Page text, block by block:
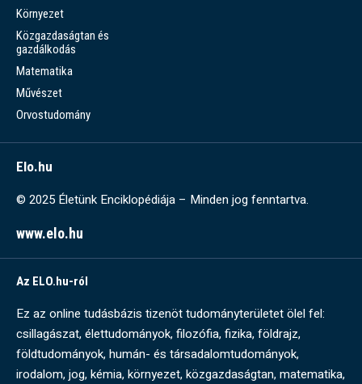
Környezet
Közgazdaságtan és
gazdálkodás
Matematika
Művészet
Orvostudomány
Elo.hu
© 2025 Életünk Enciklopédiája – Minden jog fenntartva.
www.elo.hu
Az ELO.hu-ról
Ez az online tudásbázis tizenöt tudományterületet ölel fel:
csillagászat, élettudományok, filozófia, fizika, földrajz,
földtudományok, humán- és társadalomtudományok,
irodalom, jog, kémia, környezet, közgazdaságtan, matematika,